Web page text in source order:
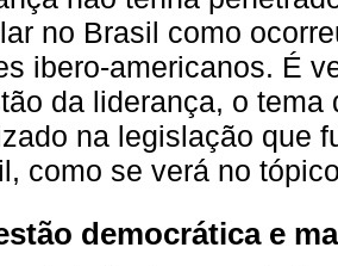
no Brasil como
ibero-americanos. É
da liderança, o
na legislação que
como se verá no
democrática e